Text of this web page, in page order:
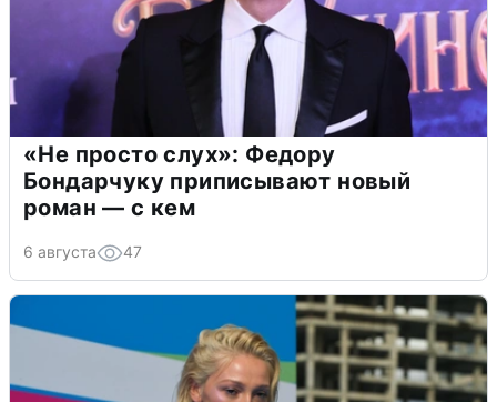
«Не просто слух»: Федору
Бондарчуку приписывают новый
роман — с кем
6 августа 47